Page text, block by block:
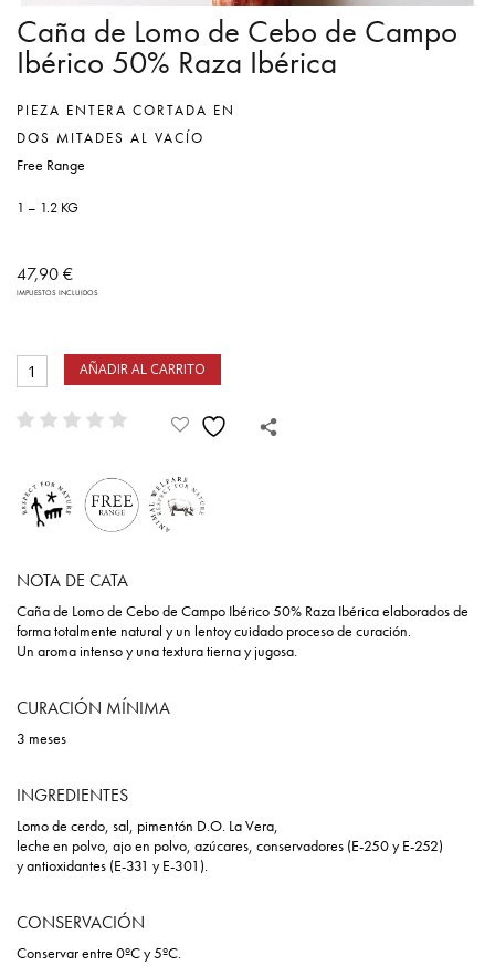
Caña de Lomo de Cebo de Campo
Ibérico 50% Raza Ibérica
PIEZA ENTERA CORTADA EN
DOS MITADES AL VACÍO
Free Range
1 – 1.2 KG
47,90€
IMPUESTOS INCLUIDOS
AÑADIR AL CARRITO
NOTA DE CATA
Caña de Lomo de Cebo de Campo Ibérico 50% Raza Ibérica elaborados de
forma totalmente natural y un lentoy cuidado proceso de curación.
Un aroma intenso y una textura tierna y jugosa.
CURACIÓN MÍNIMA
3 meses
INGREDIENTES
Lomo de cerdo, sal, pimentón D.O. La Vera,
leche en polvo, ajo en polvo, azúcares, conservadores (E-250 y E-252)
y antioxidantes (E-331 y E-301).
CONSERVACIÓN
Conservar entre 0ºC y 5ºC.